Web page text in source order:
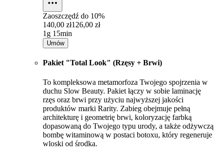
Zaoszczędź do 10%
140,00 zł126,00 zł
1g 15min
Umów
Pakiet "Total Look" (Rzęsy + Brwi)
To kompleksowa metamorfoza Twojego spojrzenia w
duchu Slow Beauty. Pakiet łączy w sobie laminację
rzęs oraz brwi przy użyciu najwyższej jakości
produktów marki Rarity. Zabieg obejmuje pełną
architekturę i geometrię brwi, koloryzację farbką
dopasowaną do Twojego typu urody, a także odżywczą
bombę witaminową w postaci botoxu, który regeneruje
wloski od środka.